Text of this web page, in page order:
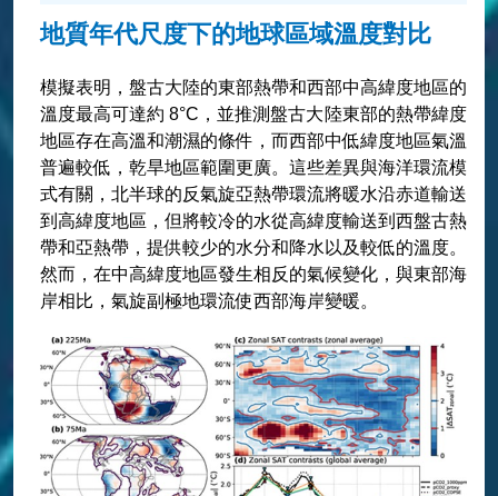
地質年代尺度下的地球區域溫度對比
模擬表明，盤古大陸的東部熱帶和西部中高緯度地區的
溫度最高可達約 8°C，並推測盤古大陸東部的熱帶緯度
地區存在高溫和潮濕的條件，而西部中低緯度地區氣溫
普遍較低，乾旱地區範圍更廣。這些差異與海洋環流模
式有關，北半球的反氣旋亞熱帶環流將暖水沿赤道輸送
到高緯度地區，但將較冷的水從高緯度輸送到西盤古熱
帶和亞熱帶，提供較少的水分和降水以及較低的溫度。
然而，在中高緯度地區發生相反的氣候變化，與東部海
岸相比，氣旋副極地環流使西部海岸變暖。